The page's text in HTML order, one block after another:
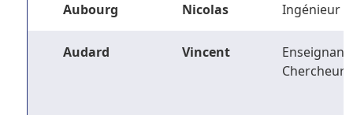
Aubourg Nicolas Ingénieur
Audard Vincent
Enseignant-
Chercheur